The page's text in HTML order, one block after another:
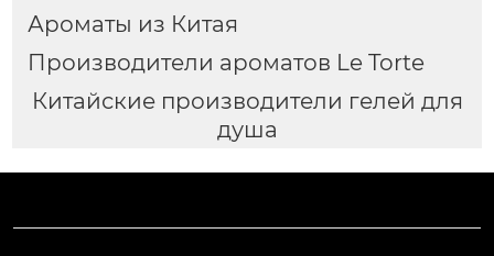
Ароматы из Китая
Производители ароматов Le Torte
Китайские производители гелей для
душа